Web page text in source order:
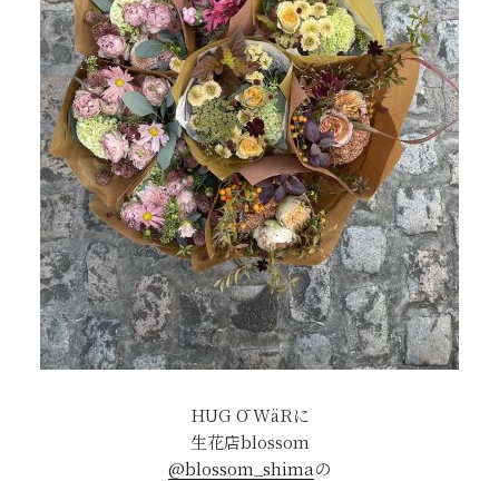
HUG Ō WäRに
生花店blossom
@blossom_shimaの